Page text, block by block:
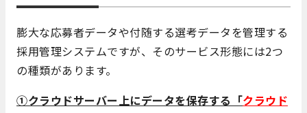
膨大な応募者データや付随する選考データを管理する
採用管理システムですが、そのサービス形態には2つ
の種類があります。
①クラウドサーバー上にデータを保存する「クラウド